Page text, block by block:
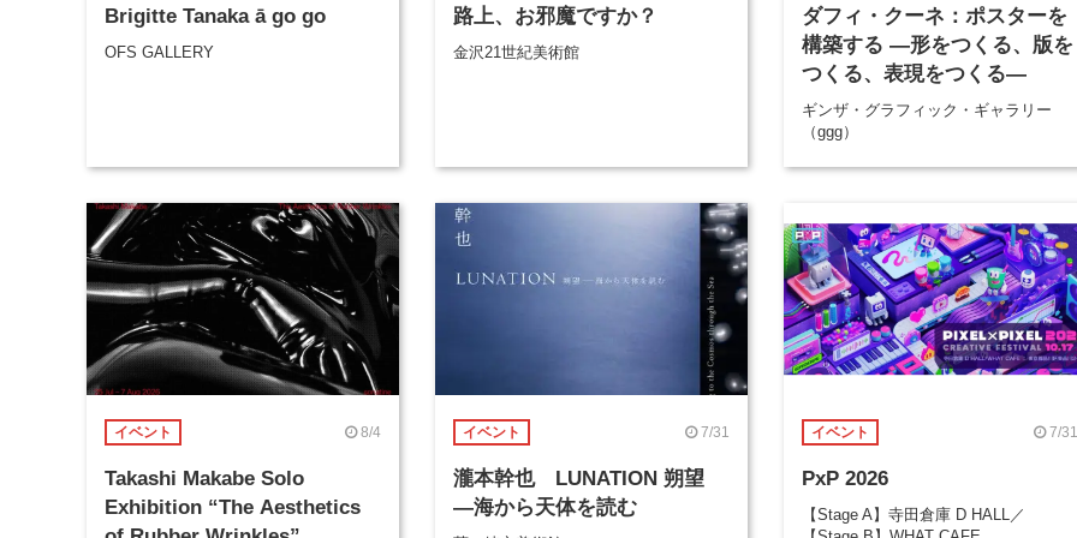
Brigitte Tanaka ā go go
OFS GALLERY
路上、お邪魔ですか？
金沢21世紀美術館
ダフィ・クーネ：ポスターを
構築する ―形をつくる、版を
つくる、表現をつくる―
ギンザ・グラフィック・ギャラリー
（ggg）
イベント 8/4
Takashi Makabe Solo
Exhibition “The Aesthetics
イベント 7/31
瀧本幹也 LUNATION 朔望
―海から天体を読む
イベント 7/31
PxP 2026
【Stage A】寺田倉庫 D HALL／